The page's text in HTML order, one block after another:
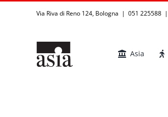
Via Riva di Reno 124, Bologna | 051 225588 |
Asia